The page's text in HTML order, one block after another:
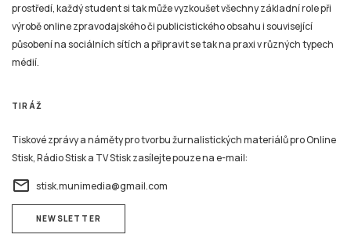
prostředí, každý student si tak může vyzkoušet všechny základní role při
výrobě online zpravodajského či publicistického obsahu i související
působení na sociálních sítích a připravit se tak na praxi v různých typech
médií.
TIRÁŽ
Tiskové zprávy a náměty pro tvorbu žurnalistických materiálů pro Online
Stisk, Rádio Stisk a TV Stisk zasílejte pouze na e-mail:
email stisk.munimedia@gmail.com
NEWSLETTER